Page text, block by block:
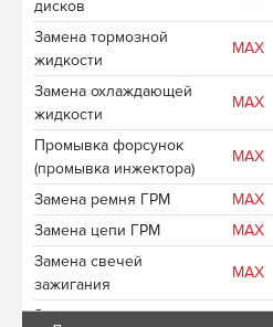
дисков
Замена тормозной
жидкости
MAX
Замена охлаждающей
жидкости
MAX
Промывка форсунок
(промывка инжектора)
MAX
Замена ремня ГРМ MAX
Замена цепи ГРМ
MAX
Замена свечей
зажигания
MAX
Замена приводных